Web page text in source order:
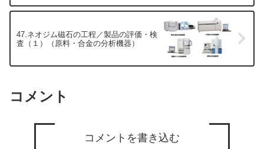
47.ネオジム磁石の工程／製品の評価・検
査（１）（原料・合金の分析機器）
コメント
コメントを書き込む